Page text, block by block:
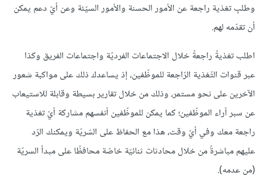
وطلبِ تغذية راجعة عن الأمور الحسنة والأمور السيّئة وعن أيّ دعم يمكن
أن تقدّمه لهم.
اطلب تغذيةً راجعةً خلال الاجتماعات الفرديّة واجتماعات الفريق وكذا
عبر قنوات التّغذية الرّاجعة للموظّفين، إذ يساعدك ذلك على مواكبة شعور
الآخرين على نحو مستمر، وذلك من خلال تقارير بسيطة وقابلة للاستيعاب
عن سبر أراء الموظّفين؛ كما يمكن للموظّفين أنفسهم مشاركة أيّ تغذية
راجعة معك وفي أيّ وقت، هذا مع الحفاظ على السّريّة ويمكنك الرّد
عليهم مباشرةً من خلال محادثات ثنائيّة خاصّة محافظًا على مبدأ السريّة
(من عدمه).